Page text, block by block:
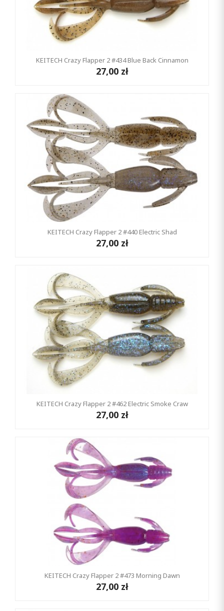
KEITECH Crazy Flapper 2 #434 Blue Back Cinnamon
27,00 zł
KEITECH Crazy Flapper 2 #440 Electric Shad
27,00 zł
KEITECH Crazy Flapper 2 #462 Electric Smoke Craw
27,00 zł
KEITECH Crazy Flapper 2 #473 Morning Dawn
27,00 zł